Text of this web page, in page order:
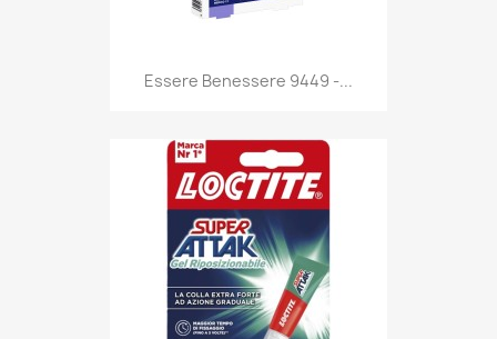
Anteprima
Essere Benessere 9449 -...